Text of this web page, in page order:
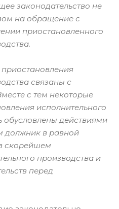
законодательство не
на обращение с
приостановленного
связаны с
с тем некоторые
исполнительного
обусловлены действиями
должник в равной
скорейшем
производства и
перед